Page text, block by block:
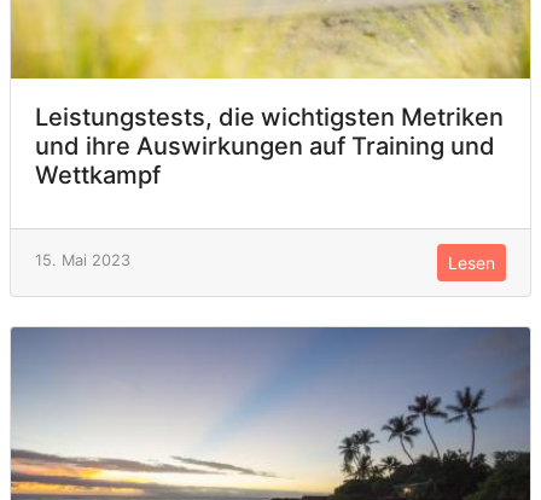
Leistungstests, die wichtigsten Metriken
und ihre Auswirkungen auf Training und
Wettkampf
15. Mai 2023 Lesen